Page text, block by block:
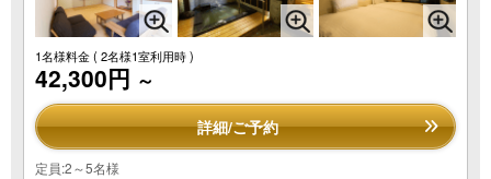
1名様料金( 2名様1室利用時 )
42,300円 ～
詳細/ご予約
定員:2～5名様